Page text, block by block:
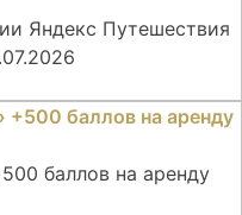
Яндекс Путешествия
баллов на аренду